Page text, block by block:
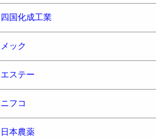
四国化成工業
メック
エステー
ニフコ
日本農薬